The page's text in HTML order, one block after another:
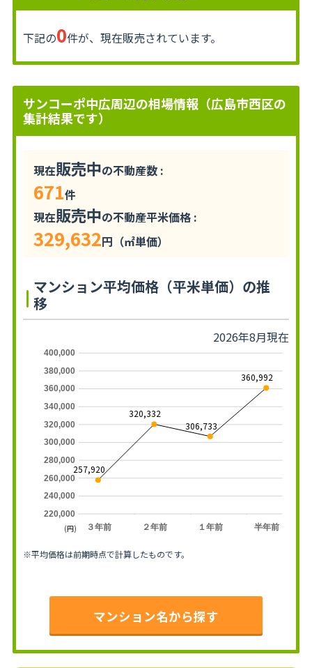
下記の0件が、現在販売されています。
サンコーポ中広周辺の相場情報（広島市西区の
集計結果です）
現在販売中の不動産数 :
671件
現在販売中の不動産平米価格 :
329,632円（㎡単価）
マンション平均価格（平米単価）の推
移
2026年8月現在
３年前 ２年前 １年前 半年前
220,000
240,000
260,000
280,000
300,000
320,000
340,000
360,000
380,000
400,000
257,920
320,332
306,733
360,992
(円)
※平均価格は前期時点で計算したものです。
マンション名から探す